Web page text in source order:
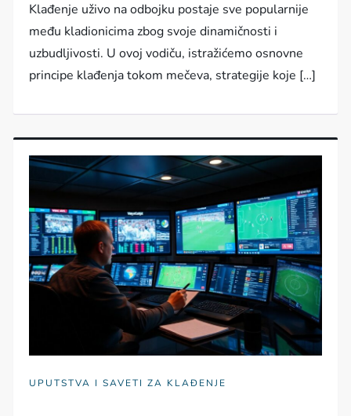
Klađenje uživo na odbojku postaje sve popularnije
među kladionicima zbog svoje dinamičnosti i
uzbudljivosti. U ovoj vodiču, istražićemo osnovne
principe klađenja tokom mečeva, strategije koje […]
UPUTSTVA I SAVETI ZA KLAĐENJE